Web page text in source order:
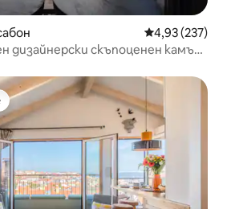
Средна
4,93 (237)
дизайнерски скъпоценен камък